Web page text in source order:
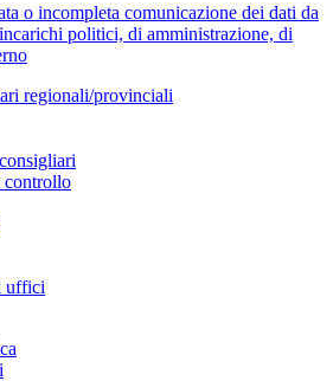
o incompleta comunicazione dei dati da
politici, di amministrazione, di
regionali/provinciali
controllo
uffici